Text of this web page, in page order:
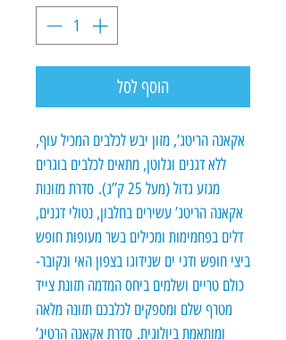
הוסף לסל
אקאנה הריטג’, מזון יבש לכלבים המכיל עוף,
ללא דגנים וגלוטן, מתאים לכלבים בוגרים
מגזע גדול (מעל 25 ק’’ג). סדרת מזונות
אקאנה הריטג’ עשירים בחלבון, נטולי דגנים,
דלים בפחמימות ומכילים בשר מעופות חופש
ביצי חופש ודגי ים שנידוגו בצפון האי ונקובר-
כולם טריים ושלמים ביחס המדמה תזונת צייד
מטרף שלם ומספקים לכלבכם תזונה מלאה
ומותאמת ביולוגית. סדרת אקאנה הרטיג’